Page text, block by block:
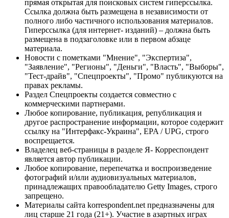
прямая открытая для поисковых систем гиперссылка.
Ссылка должна быть размещена в независимости от
полного либо частичного использования материалов.
Гиперссылка (для интернет- изданий) – должна быть
размещена в подзаголовке или в первом абзаце
материала.
Новости с пометками "Мнение", "Экспертиза",
"Заявление", "Регионы", "Деньги", "Власть", "Выборы",
"Тест-драйв", "Спецпроекты", "Промо" публикуются на
правах рекламы.
Раздел Спецпроекты создается совместно с
коммерческими партнерами.
Любое копирование, публикация, републикация и
другое распространение информации, которое содержит
ссылку на "Интерфакс-Украина", EPA / UPG, строго
воспрещается.
Владелец веб-страницы в разделе Я- Корреспондент
является автор публикации.
Любое копирование, перепечатка и воспроизведение
фотографий и/или аудиовизуальных материалов,
принадлежащих правообладателю Getty Images, строго
запрещено.
Материалы сайта korrespondent.net предназначены для
лиц старше 21 года (21+). Участие в азартных играх